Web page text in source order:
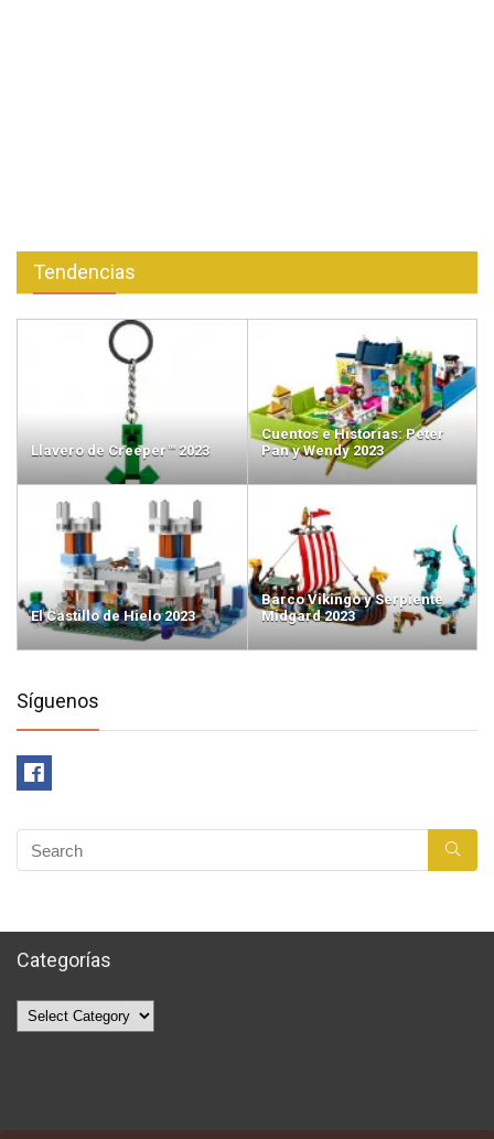
Tendencias
Llavero de Creeper™ 2023
Cuentos e Historias: Peter
Pan y Wendy 2023
El Castillo de Hielo 2023
Barco Vikingo y Serpiente
Midgard 2023
Síguenos
Categorías
Categorías